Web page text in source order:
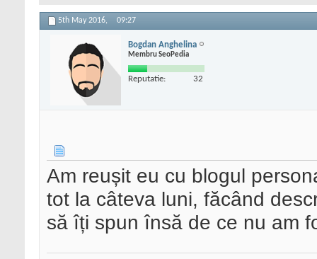
5th May 2016, 09:27
Bogdan Anghelina
Membru SeoPedia
Reputatie: 32
Am reușit eu cu blogul
tot la câteva luni, făcând
să îți spun însă de ce nu am